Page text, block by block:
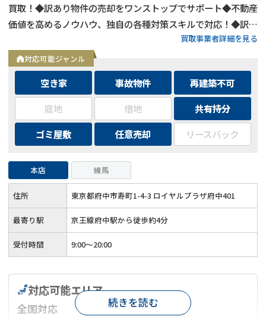
買取！◆訳あり物件の売却をワンストップでサポート◆不動産
価値を高めるノウハウ、独自の各種対策スキルで対応！◆訳あ
買取事業者詳細を見る
対応可能ジャンル
空き家 事故物件
再建築不可
底地
借地
共有持分
ゴミ屋敷
任意売却 リースバック
本店 練馬
住所 東京都府中市寿町1-4-3 ロイヤルプラザ府中401
最寄り駅 京王線府中駅から徒歩約4分
受付時間 9:00～20:00
対応可能エリア
全国対応 続きを読む